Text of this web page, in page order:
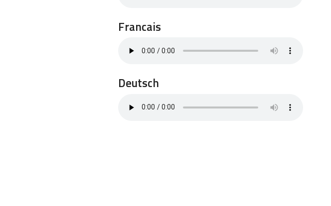
Francais
Deutsch